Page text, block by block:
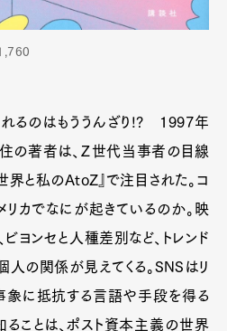
るのはもううんざり!? 1997年
の著者は、Ｚ世代当事者の目線
界と私のAtoZ』で注目された。コ
カでなにが起きているのか。映
ビヨンセと人種差別など、トレンド
の関係が見えてくる。SNSはリ
象に抵抗する言語や手段を得る
ことは、ポスト資本主義の世界